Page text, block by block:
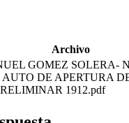
Archivo
GOMEZ SOLERA-
AUTO DE APERTURA
1912.pdf